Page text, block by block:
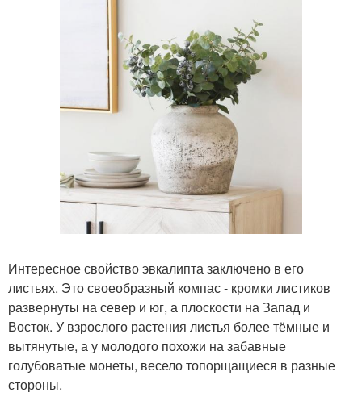
Интересное свойство эвкалипта заключено в его
листьях. Это своеобразный компас - кромки листиков
развернуты на север и юг, а плоскости на Запад и
Восток. У взрослого растения листья более тёмные и
вытянутые, а у молодого похожи на забавные
голубоватые монеты, весело топорщащиеся в разные
стороны.